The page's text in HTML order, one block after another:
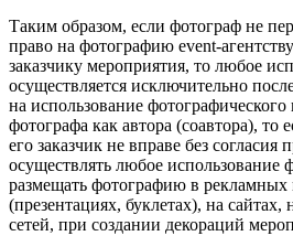
Таким образом, если фотограф не
право на фотографию event-
заказчику мероприятия, то любое
осуществляется исключительно
на использование фотографического
фотографа как автора (соавтора), то
его заказчик не вправе без согласия
осуществлять любое использование
размещать фотографию в рекламных
(презентациях, буклетах), на
сетей, при создании декораций